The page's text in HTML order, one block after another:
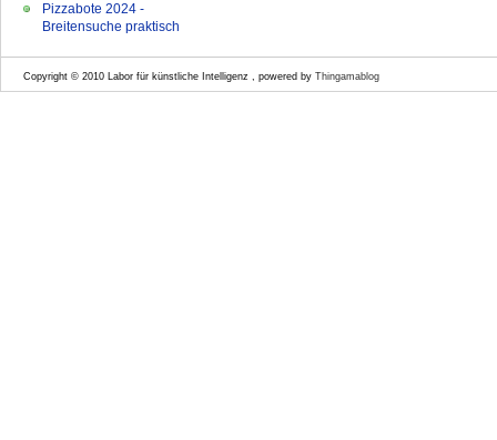
Pizzabote 2024 -
Breitensuche praktisch
Copyright © 2010 Labor für künstliche Intelligenz , powered by Thingamablog